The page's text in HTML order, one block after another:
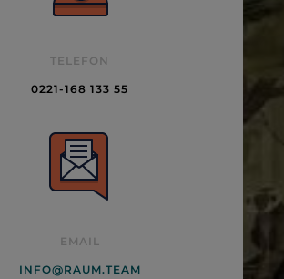
TELEFON
0221-168 133 55
EMAIL
INFO@RAUM.TEAM